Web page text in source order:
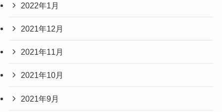
2022年1月
2021年12月
2021年11月
2021年10月
2021年9月